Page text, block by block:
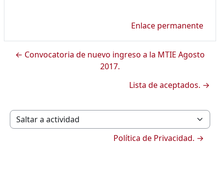
Enlace permanente
← Convocatoria de nuevo ingreso a la MTIE Agosto
2017.
Lista de aceptados. →
Saltar a actividad
Política de Privacidad. →